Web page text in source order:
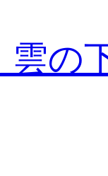
雲の